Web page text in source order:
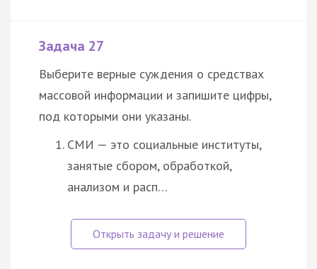
Задача 27
Выберите верные суждения о средствах
массовой информации и запишите цифры,
под которыми они указаны.
СМИ — это социальные институты,
занятые сбором, обработкой,
анализом и расп…